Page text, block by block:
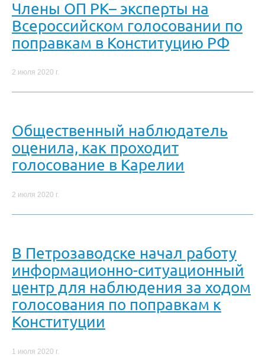
Члены ОП РК– эксперты на
Всероссийском голосовании по
поправкам в Конституцию РФ
2 июля 2020 г.
Общественный наблюдатель
оценила, как проходит
голосование в Карелии
2 июля 2020 г.
В Петрозаводске начал работу
информационно-ситуационный
центр для наблюдения за ходом
голосования по поправкам к
Конституции
1 июля 2020 г.